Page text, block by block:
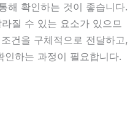
해 확인하는 것이 좋습니다.
질 수 있는 요소가 있으므
건을 구체적으로 전달하고,
하는 과정이 필요합니다.